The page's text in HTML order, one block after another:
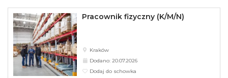
Pracownik fizyczny (K/M/N)
Kraków
Dodano: 20.07.2026
Dodaj do schowka